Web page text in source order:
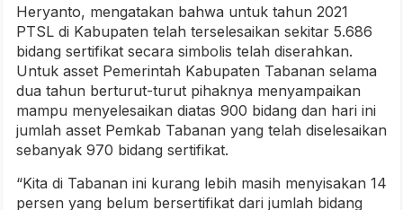
Heryanto, mengatakan bahwa untuk tahun 2021
PTSL di Kabupaten telah terselesaikan sekitar 5.686
bidang sertifikat secara simbolis telah diserahkan.
Untuk asset Pemerintah Kabupaten Tabanan selama
dua tahun berturut-turut pihaknya menyampaikan
mampu menyelesaikan diatas 900 bidang dan hari ini
jumlah asset Pemkab Tabanan yang telah diselesaikan
sebanyak 970 bidang sertifikat.
“Kita di Tabanan ini kurang lebih masih menyisakan 14
persen yang belum bersertifikat dari jumlah bidang